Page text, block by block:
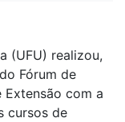
(UFU) realizou,
Fórum de
com a
cursos de